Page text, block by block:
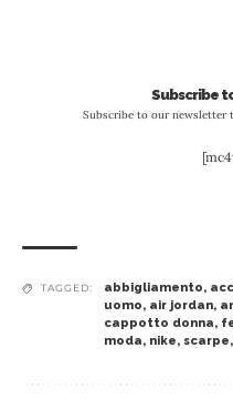
Subscribe
Subscribe to our newsletter
TAGGED: abbigliamento,
uomo, air jordan,
cappotto donna,
moda, nike, scarpe,